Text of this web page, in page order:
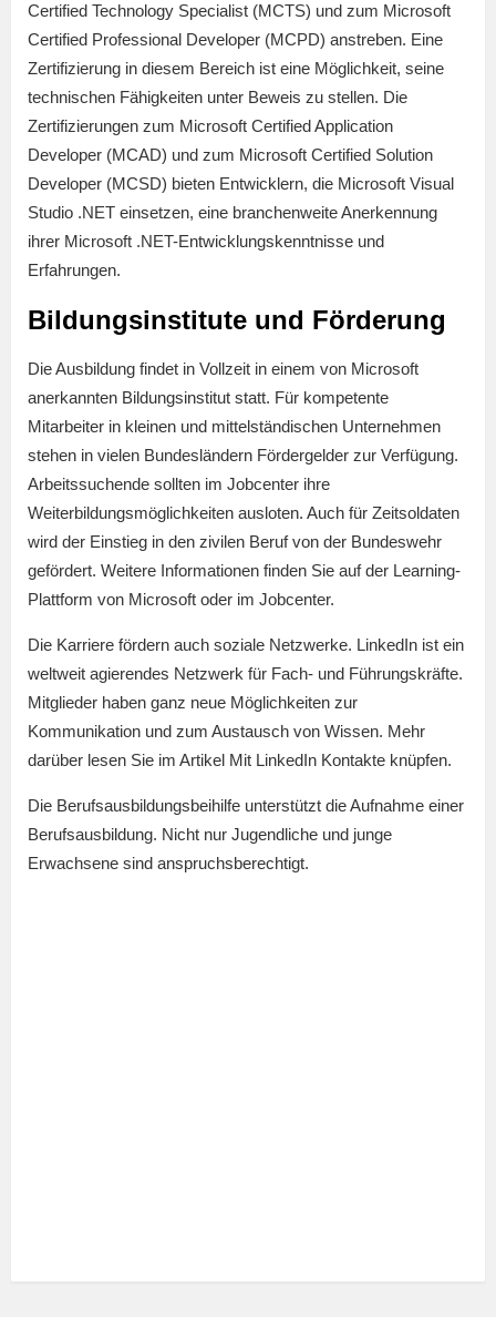
Certified Technology Specialist (MCTS) und zum Microsoft
Certified Professional Developer (MCPD) anstreben. Eine
Zertifizierung in diesem Bereich ist eine Möglichkeit, seine
technischen Fähigkeiten unter Beweis zu stellen. Die
Zertifizierungen zum Microsoft Certified Application
Developer (MCAD) und zum Microsoft Certified Solution
Developer (MCSD) bieten Entwicklern, die Microsoft Visual
Studio .NET einsetzen, eine branchenweite Anerkennung
ihrer Microsoft .NET-Entwicklungskenntnisse und
Erfahrungen.
Bildungsinstitute und Förderung
Die Ausbildung findet in Vollzeit in einem von Microsoft
anerkannten Bildungsinstitut statt. Für kompetente
Mitarbeiter in kleinen und mittelständischen Unternehmen
stehen in vielen Bundesländern Fördergelder zur Verfügung.
Arbeitssuchende sollten im Jobcenter ihre
Weiterbildungsmöglichkeiten ausloten. Auch für Zeitsoldaten
wird der Einstieg in den zivilen Beruf von der Bundeswehr
gefördert. Weitere Informationen finden Sie auf der Learning-
Plattform von Microsoft oder im Jobcenter.
Die Karriere fördern auch soziale Netzwerke. LinkedIn ist ein
weltweit agierendes Netzwerk für Fach- und Führungskräfte.
Mitglieder haben ganz neue Möglichkeiten zur
Kommunikation und zum Austausch von Wissen. Mehr
darüber lesen Sie im Artikel Mit LinkedIn Kontakte knüpfen.
Die Berufsausbildungsbeihilfe unterstützt die Aufnahme einer
Berufsausbildung. Nicht nur Jugendliche und junge
Erwachsene sind anspruchsberechtigt.